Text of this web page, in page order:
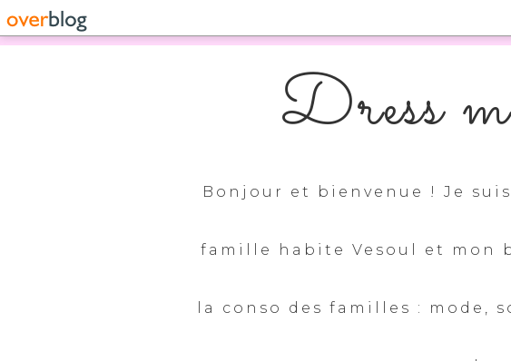
Dress
Bonjour et bienvenue ! Je
famille habite Vesoul et mon
la conso des familles : mode,